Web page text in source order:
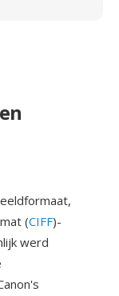
(CIFF)-
werd